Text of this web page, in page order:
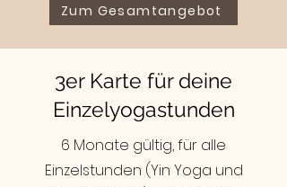
Zum Gesamtangebot
3er Karte für deine
Einzelyogastunden
6 Monate gültig, für alle
Einzelstunden (Yin Yoga und